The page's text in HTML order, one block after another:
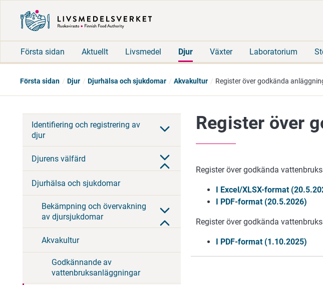
Första sidan Aktuellt Livsmedel Djur Växter Laboratorium
Första sidan Djur Djurhälsa och sjukdomar Akvakultur Register över godkända
Identifiering och registrering av
djur
Djurens välfärd
Djurhälsa och sjukdomar
Bekämpning och övervakning
av djursjukdomar
Akvakultur
Godkännande av
vattenbruksanläggningar
Register över
Register över godkända
I Excel/XLSX-format
I PDF-format (20.5.2026)
Register över godkända
I PDF-format (1.10.2025)